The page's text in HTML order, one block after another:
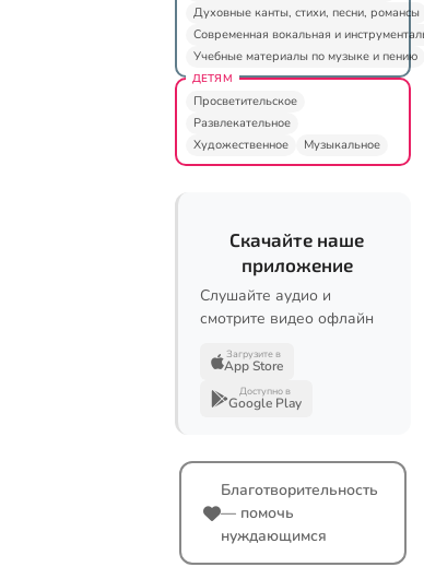
Духовные канты, стихи, песни, романсы
Современная вокальная и
Учебные материалы по музыке и пению
ДЕТЯМ
Просветительское
Развлекательное
Художественное
Музыкальное
Скачайте наше
приложение
Слушайте аудио и
смотрите видео офлайн
Загрузите в
App Store
Доступно в
Google Play
Благотворительность
— помочь
нуждающимся